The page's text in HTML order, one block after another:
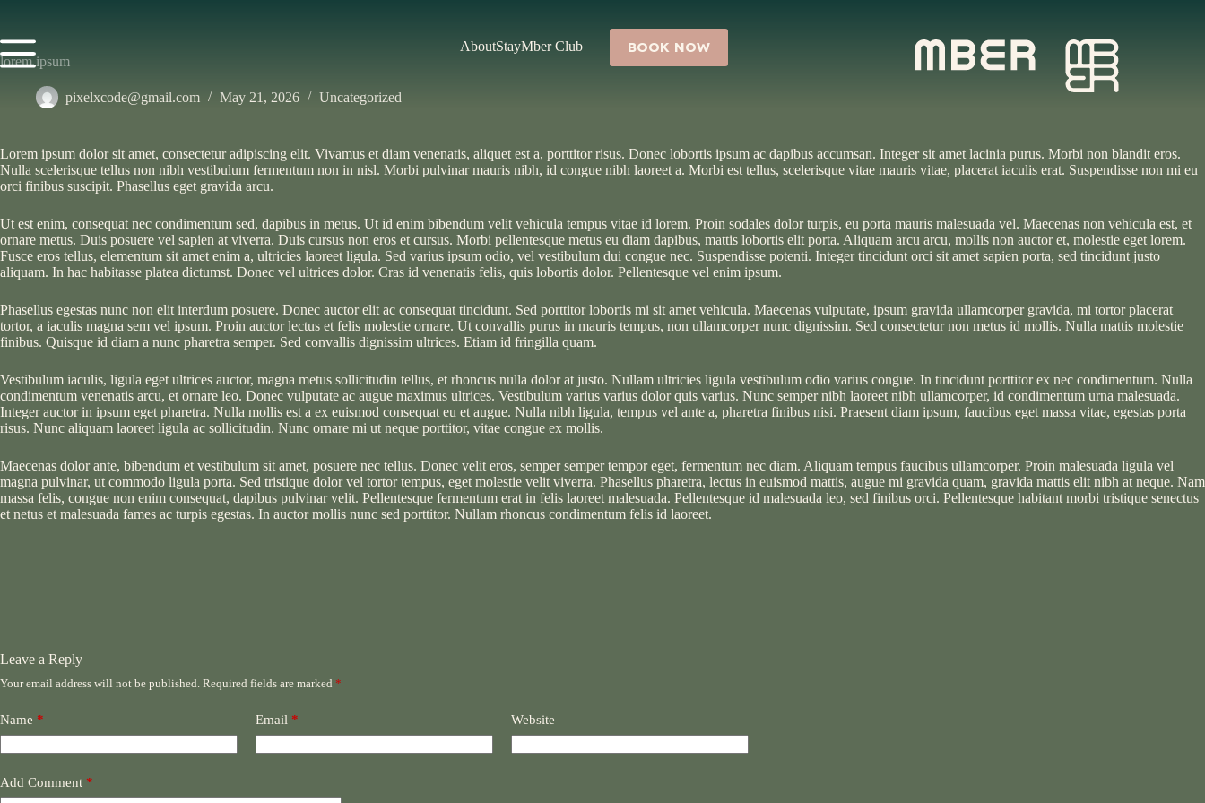
AboutStayMber Club BOOK NOW
lorem ipsum
pixelxcode@gmail.com May 21, 2026 Uncategorized
Lorem ipsum dolor sit amet, consectetur adipiscing elit. Vivamus et diam venenatis, aliquet est a, porttitor risus. Donec lobortis ipsum ac dapibus accumsan. Integer sit amet lacinia purus. Morbi non blandit eros.
Nulla scelerisque tellus non nibh vestibulum fermentum non in nisl. Morbi pulvinar mauris nibh, id congue nibh laoreet a. Morbi est tellus, scelerisque vitae mauris vitae, placerat iaculis erat. Suspendisse non mi eu
orci finibus suscipit. Phasellus eget gravida arcu.
Ut est enim, consequat nec condimentum sed, dapibus in metus. Ut id enim bibendum velit vehicula tempus vitae id lorem. Proin sodales dolor turpis, eu porta mauris malesuada vel. Maecenas non vehicula est, et
ornare metus. Duis posuere vel sapien at viverra. Duis cursus non eros et cursus. Morbi pellentesque metus eu diam dapibus, mattis lobortis elit porta. Aliquam arcu arcu, mollis non auctor et, molestie eget lorem.
Fusce eros tellus, elementum sit amet enim a, ultricies laoreet ligula. Sed varius ipsum odio, vel vestibulum dui congue nec. Suspendisse potenti. Integer tincidunt orci sit amet sapien porta, sed tincidunt justo
aliquam. In hac habitasse platea dictumst. Donec vel ultrices dolor. Cras id venenatis felis, quis lobortis dolor. Pellentesque vel enim ipsum.
Phasellus egestas nunc non elit interdum posuere. Donec auctor elit ac consequat tincidunt. Sed porttitor lobortis mi sit amet vehicula. Maecenas vulputate, ipsum gravida ullamcorper gravida, mi tortor placerat
tortor, a iaculis magna sem vel ipsum. Proin auctor lectus et felis molestie ornare. Ut convallis purus in mauris tempus, non ullamcorper nunc dignissim. Sed consectetur non metus id mollis. Nulla mattis molestie
finibus. Quisque id diam a nunc pharetra semper. Sed convallis dignissim ultrices. Etiam id fringilla quam.
Vestibulum iaculis, ligula eget ultrices auctor, magna metus sollicitudin tellus, et rhoncus nulla dolor at justo. Nullam ultricies ligula vestibulum odio varius congue. In tincidunt porttitor ex nec condimentum. Nulla
condimentum venenatis arcu, et ornare leo. Donec vulputate ac augue maximus ultrices. Vestibulum varius varius dolor quis varius. Nunc semper nibh laoreet nibh ullamcorper, id condimentum urna malesuada.
Integer auctor in ipsum eget pharetra. Nulla mollis est a ex euismod consequat eu et augue. Nulla nibh ligula, tempus vel ante a, pharetra finibus nisi. Praesent diam ipsum, faucibus eget massa vitae, egestas porta
risus. Nunc aliquam laoreet ligula ac sollicitudin. Nunc ornare mi ut neque porttitor, vitae congue ex mollis.
Maecenas dolor ante, bibendum et vestibulum sit amet, posuere nec tellus. Donec velit eros, semper semper tempor eget, fermentum nec diam. Aliquam tempus faucibus ullamcorper. Proin malesuada ligula vel
magna pulvinar, ut commodo ligula porta. Sed tristique dolor vel tortor tempus, eget molestie velit viverra. Phasellus pharetra, lectus in euismod mattis, augue mi gravida quam, gravida mattis elit nibh at neque. Nam
massa felis, congue non enim consequat, dapibus pulvinar velit. Pellentesque fermentum erat in felis laoreet malesuada. Pellentesque id malesuada leo, sed finibus orci. Pellentesque habitant morbi tristique senectus
et netus et malesuada fames ac turpis egestas. In auctor mollis nunc sed porttitor. Nullam rhoncus condimentum felis id laoreet.
Leave a Reply
Your email address will not be published. Required fields are marked *
Name * Email * Website
Add Comment *